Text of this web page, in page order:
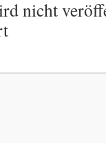
nicht